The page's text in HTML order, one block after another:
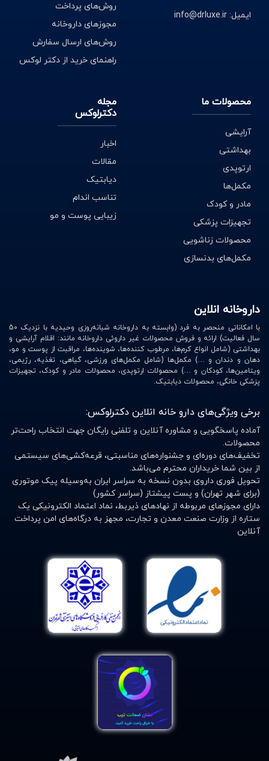
ایمیل: info@drluxe.ir
روش‌های پرداخت
مجوزهای داروخانه
روش‌های ارسال سفارش
راهنمای خرید از دکتر لوکس
محصولات ما
آرایشی
بهداشتی
ارتوپدی
مکمل‌ها
مادر و کودک
تجهیزات پزشکی
محصولات زناشویی
مکمل‌های بدنسازی
مجله
دکترلوکس
اخبار
مقالات
دیابتیک
تناسب اندام
زیبایی پوست و مو
داروخانه انلاین
با امکاناتی منحصر به فرد (وابسته به داروخانه شبانه‌روزی وحیدیه با نزدیک 50
سال فعالیت) ارائه و فروش محصولات غیر داروئی داروخانه مانند: اقلام آرایشی و
بهداشتی (شامل انواع کرم‌ها، مرطوب کننده‌ها، شوینده‌ها، مراقبت از پوست و مو،
دهان و دندان و …) مکمل‌ها (شامل مکمل‌های ورزشی، گیاهی، تغذیه، رژیمی،
ویتامین‌ها، کودکان و …) محصولات ارتوپدی، محصولات مادر و کودک، تجهیزات
پزشکی خانگی، محصولات دیابتیک.
برخی ویژگی‌های دارو خانه انلاین دکترلوکس:
آماده پاسخگویی و مشاوره آنلاین و تلفنی رایگان جهت انتخاب راحت‌تر
محصولات.
تخفیف‌های دوره‌ای و جشنواره‌های مناسبتی، قرعه‌کشی‌های سیستمی
از بین شما خریداران محترم می‌باشد.
تحویل فوری داروی بدون نسخه به سراسر ایران به‌وسیله پیک موتوری
(برای شهر تهران) و پست پیشتاز (سراسر کشور)
دارای مجوزهای مربوطه از نهادهای ذیربط، نماد اعتماد الکترونیکی یک
ستاره از وزارت صنعت معدن و تجارت، مجهز به درگاه‌های امن پرداخت
آنلاین